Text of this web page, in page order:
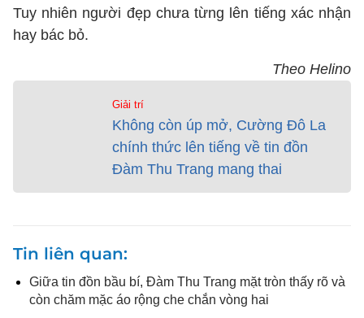
Tuy nhiên người đẹp chưa từng lên tiếng xác nhận
hay bác bỏ.
Theo Helino
Giải trí
Không còn úp mở, Cường Đô La
chính thức lên tiếng về tin đồn
Đàm Thu Trang mang thai
Tin liên quan
Giữa tin đồn bầu bí, Đàm Thu Trang mặt tròn thấy rõ và
còn chăm mặc áo rộng che chắn vòng hai